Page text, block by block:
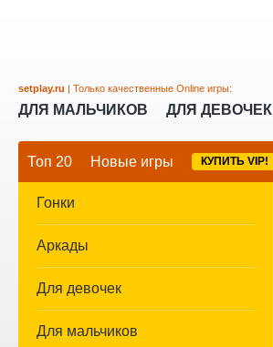
setplay.ru | Только качественные Online игры:
ДЛЯ МАЛЬЧИКОВ ДЛЯ ДЕВОЧЕК
Топ 20 Новые игры КУПИТЬ VIP!
Гонки
Аркады
Для девочек
Для мальчиков